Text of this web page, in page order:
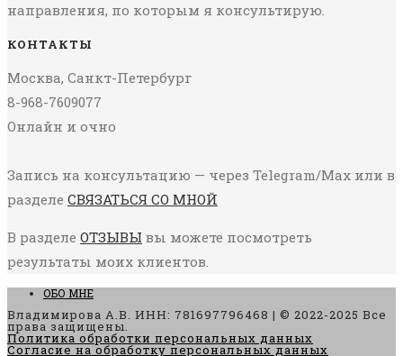
направления, по которым я консультирую.
КОНТАКТЫ
Москва, Санкт-Петербург
8-968-7609077
Онлайн и очно
Запись на консультацию — через Telegram/Max или в
разделе СВЯЗАТЬСЯ СО МНОЙ
В разделе ОТЗЫВЫ вы можете посмотреть
результаты моих клиентов.
ОБО МНЕ
Владимирова А.В. ИНН: 781697796468 | © 2022-2025 Все
права защищены.
Политика обработки персональных данных
Согласие на обработку персональных данных